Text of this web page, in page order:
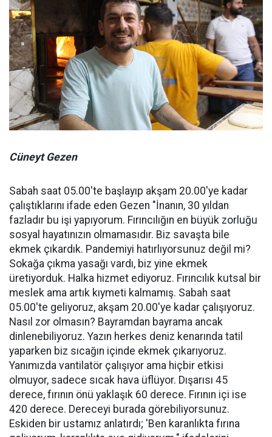
Cüneyt Gezen
Sabah saat 05.00'te başlayıp akşam 20.00'ye kadar
çalıştıklarını ifade eden Gezen "İnanın, 30 yıldan
fazladır bu işi yapıyorum. Fırıncılığın en büyük zorluğu
sosyal hayatınızın olmamasıdır. Biz savaşta bile
ekmek çıkardık. Pandemiyi hatırlıyorsunuz değil mi?
Sokağa çıkma yasağı vardı, biz yine ekmek
üretiyorduk. Halka hizmet ediyoruz. Fırıncılık kutsal bir
meslek ama artık kıymeti kalmamış. Sabah saat
05.00'te geliyoruz, akşam 20.00'ye kadar çalışıyoruz.
Nasıl zor olmasın? Bayramdan bayrama ancak
dinlenebiliyoruz. Yazın herkes deniz kenarında tatil
yaparken biz sıcağın içinde ekmek çıkarıyoruz.
Yanımızda vantilatör çalışıyor ama hiçbir etkisi
olmuyor, sadece sıcak hava üflüyor. Dışarısı 45
derece, fırının önü yaklaşık 60 derece. Fırının içi ise
420 derece. Dereceyi burada görebiliyorsunuz.
Eskiden bir ustamız anlatırdı; 'Ben karanlıkta fırına